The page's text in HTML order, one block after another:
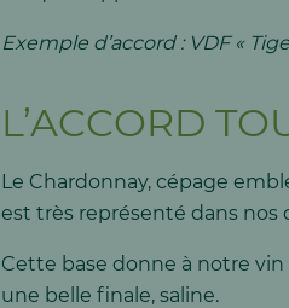
Exemple d’accord : VDF «
L’ACCORD
Le Chardonnay, cépage
est très représenté dans nos
Cette base donne à notre
une belle finale, saline.